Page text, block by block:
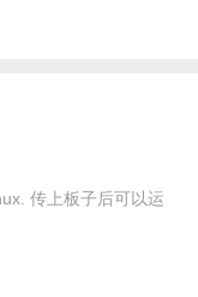
传上板子后可以运